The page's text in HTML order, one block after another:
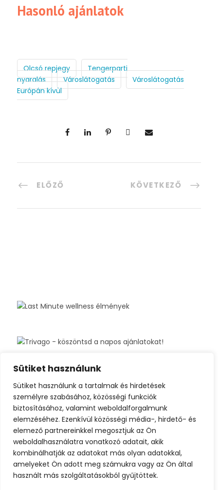
Sütiket használunk
Sütiket használunk a tartalmak és hirdetések
személyre szabásához, közösségi funkciók
biztosításához, valamint weboldalforgalmunk
elemzéséhez. Ezenkívül közösségi média-, hirdető- és
elemező partnereinkkel megosztjuk az Ön
weboldalhasználatra vonatkozó adatait, akik
kombinálhatják az adatokat más olyan adatokkal,
amelyeket Ön adott meg számukra vagy az Ön által
használt más szolgáltatásokból gyűjtöttek.
Hasonló ajánlatok
Olcsó repjegy
Tengerparti
nyaralás
Városlátogatás
Városlátogatás
Európán kívül
ELŐZŐ KÖVETKEZŐ